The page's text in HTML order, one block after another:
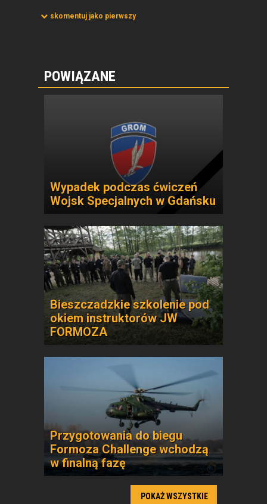
skomentuj jako pierwszy
POWIĄZANE
Wypadek podczas ćwiczeń
Wojsk Specjalnych w Gdańsku
Bieszczadzkie szkolenie pod
okiem instruktorów JW
FORMOZA
Przygotowania do biegu
Formoza Challenge wchodzą
w finalną fazę
POKAŻ WSZYSTKIE